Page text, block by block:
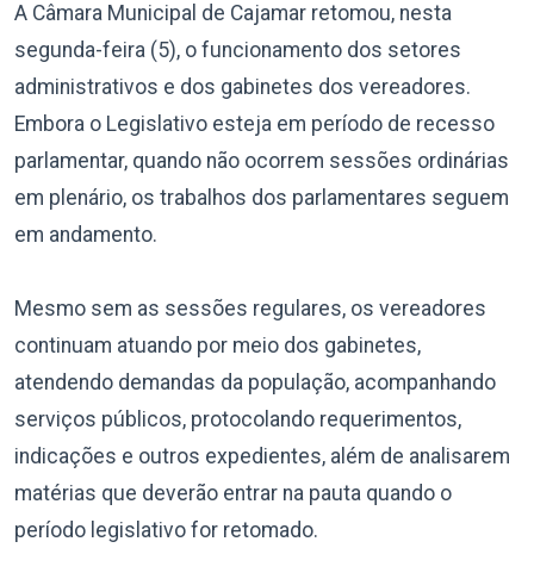
A Câmara Municipal de Cajamar retomou, nesta
segunda-feira (5), o funcionamento dos setores
administrativos e dos gabinetes dos vereadores.
Embora o Legislativo esteja em período de recesso
parlamentar, quando não ocorrem sessões ordinárias
em plenário, os trabalhos dos parlamentares seguem
em andamento.
Mesmo sem as sessões regulares, os vereadores
continuam atuando por meio dos gabinetes,
atendendo demandas da população, acompanhando
serviços públicos, protocolando requerimentos,
indicações e outros expedientes, além de analisarem
matérias que deverão entrar na pauta quando o
período legislativo for retomado.